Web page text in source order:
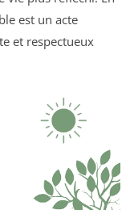
est un acte
et respectueux